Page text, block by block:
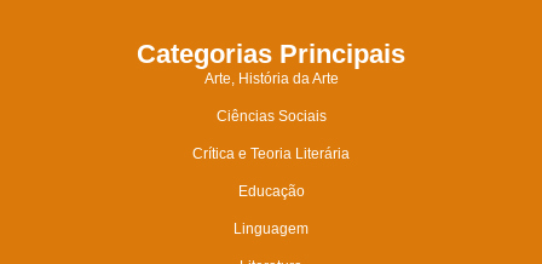
Categorias Principais
Arte, História da Arte
Ciências Sociais
Crítica e Teoria Literária
Educação
Linguagem